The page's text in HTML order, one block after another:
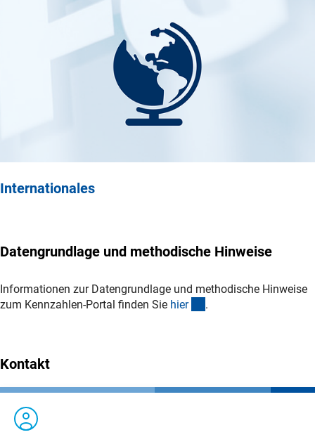
Internationales
Datengrundlage und methodische Hinweise
Informationen zur Datengrundlage und methodische Hinweise
zum Kennzahlen-Portal finden Sie hier .
Kontakt